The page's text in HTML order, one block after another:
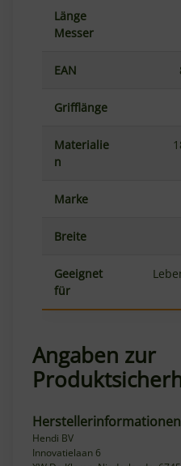
Länge
Messer
EAN
Grifflänge
Materialie
n
Marke
Breite
Geeignet
für
Angaben zur
Hendi BV
Innovatielaan 6